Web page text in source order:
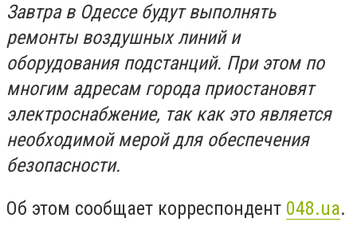
Завтра в Одессе будут выполнять
ремонты воздушных линий и
оборудования подстанций. При этом по
многим адресам города приостановят
электроснабжение, так как это является
необходимой мерой для обеспечения
безопасности.
Об этом сообщает корреспондент 048.ua.